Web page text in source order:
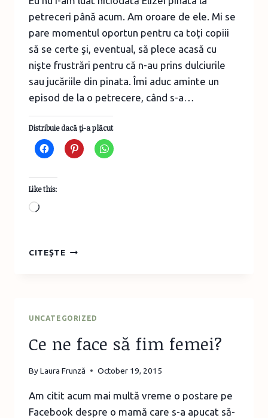
petreceri până acum. Am oroare de ele. Mi se
pare momentul oportun pentru ca toţi copiii
să se certe şi, eventual, să plece acasă cu
nişte frustrări pentru că n-au prins dulciurile
sau jucăriile din pinata. Îmi aduc aminte un
episod de la o petrecere, când s-a…
Distribuie dacă ţi-a plăcut
Like this:
Loading…
CITEȘTEDE
UNCATEGORIZED
Ce ne face să fim femei?
ByLaura Frunză October 19, 2015
Am citit acum mai multă vreme o postare pe
Facebook despre o mamă care s-a apucat să-